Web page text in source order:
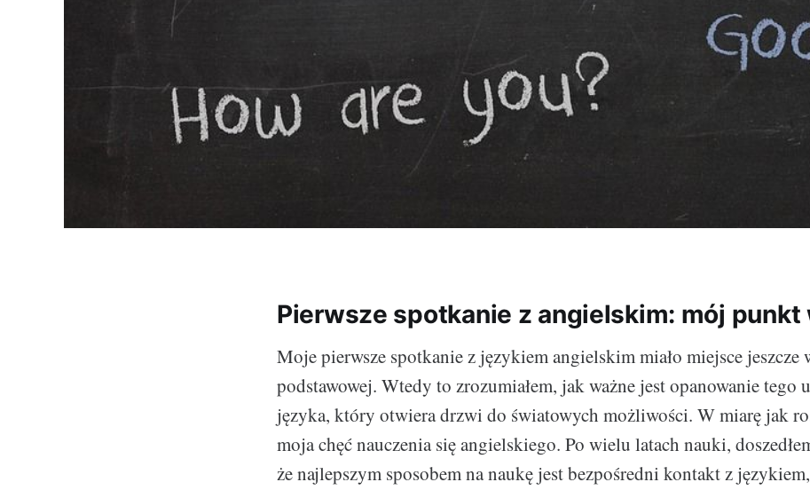
Pierwsze spotkanie z angielskim: mój punkt
Moje pierwsze spotkanie z językiem angielskim miało miejsce jeszcze
podstawowej. Wtedy to zrozumiałem, jak ważne jest opanowanie tego
języka, który otwiera drzwi do światowych możliwości. W miarę jak
moja chęć nauczenia się angielskiego. Po wielu latach nauki,
że najlepszym sposobem na naukę jest bezpośredni kontakt z